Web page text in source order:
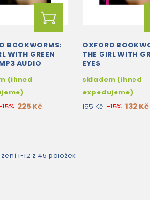
BOOKWORMS:
WITH GREEN
AUDIO
(ihned
-15% 225 Kč
OXFORD
THE GIRL WITH
EYES
skladem (ihned
expedujeme)
155 Kč -15% 132 Kč
1-12 z 45 položek